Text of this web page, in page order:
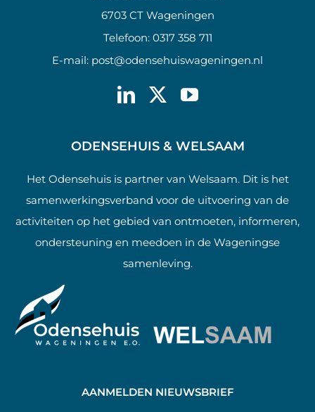
6703 CT Wageningen
Telefoon: 0317 358 711
E-mail: post@odensehuiswageningen.nl
ODENSEHUIS & WELSAAM
Het Odensehuis is partner van Welsaam. Dit is het
samenwerkingsverband voor de uitvoering van de
activiteiten op het gebied van ontmoeten, informeren,
ondersteuning en meedoen in de Wageningse
samenleving.
AANMELDEN NIEUWSBRIEF